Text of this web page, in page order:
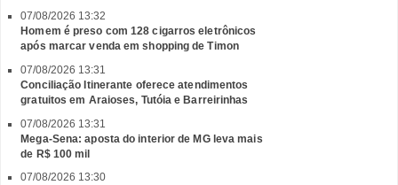
07/08/2026 13:32
Homem é preso com 128 cigarros eletrônicos
após marcar venda em shopping de Timon
07/08/2026 13:31
Conciliação Itinerante oferece atendimentos
gratuitos em Araioses, Tutóia e Barreirinhas
07/08/2026 13:31
Mega-Sena: aposta do interior de MG leva mais
de R$ 100 mil
07/08/2026 13:30